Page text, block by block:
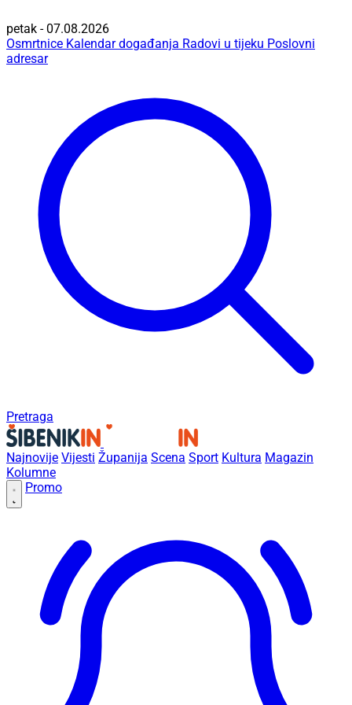
petak - 07.08.2026
Osmrtnice Kalendar događanja Radovi u tijeku Poslovni
adresar
Pretraga
Najnovije Vijesti Županija Scena Sport Kultura Magazin
Kolumne
Promo